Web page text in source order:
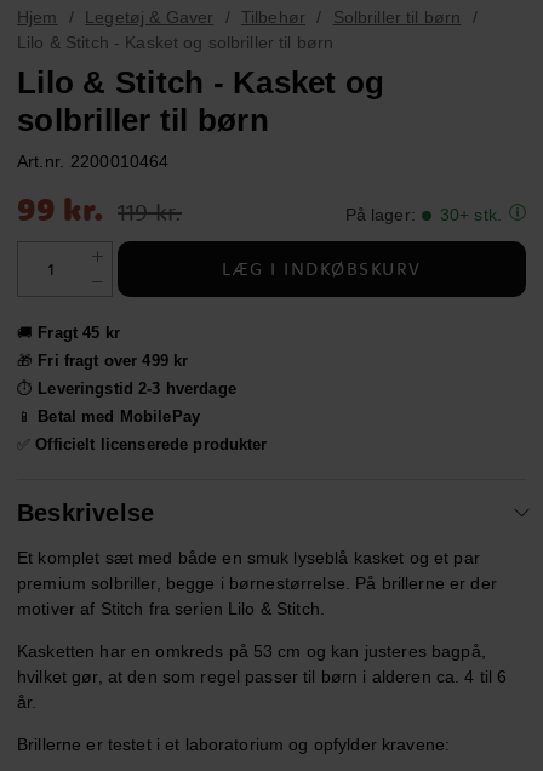
Hjem Legetøj & Gaver Tilbehør
Solbriller til børn
Lilo & Stitch - Kasket og solbriller til børn
Lilo & Stitch - Kasket og
solbriller til børn
Art.nr. 2200010464
Nupris
99 kr. 119 kr. På lager: 30+ stk.
LÆG I INDKØBSKURV
🚚 Fragt 45 kr
🎁 Fri fragt over 499 kr
⏱️ Leveringstid 2-3 hverdage
📱
Betal med MobilePay
✅Officielt licenserede produkter
Beskrivelse
Et komplet sæt med både en smuk lyseblå kasket og et par
premium solbriller, begge i børnestørrelse. På brillerne er der
motiver af Stitch fra serien Lilo & Stitch.
Kasketten har en omkreds på 53 cm og kan justeres bagpå,
hvilket gør, at den som regel passer til børn i alderen ca. 4 til 6
år.
Brillerne er testet i et laboratorium og opfylder kravene: